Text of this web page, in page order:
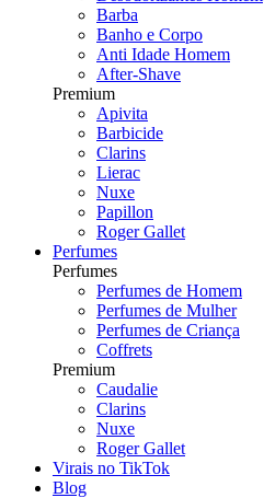
Barba
Banho e Corpo
Anti Idade Homem
After-Shave
Premium
Apivita
Barbicide
Clarins
Lierac
Nuxe
Papillon
Roger Gallet
Perfumes
Perfumes
Perfumes de Homem
Perfumes de Mulher
Perfumes de Criança
Coffrets
Premium
Caudalie
Clarins
Nuxe
Roger Gallet
Virais no TikTok
Blog